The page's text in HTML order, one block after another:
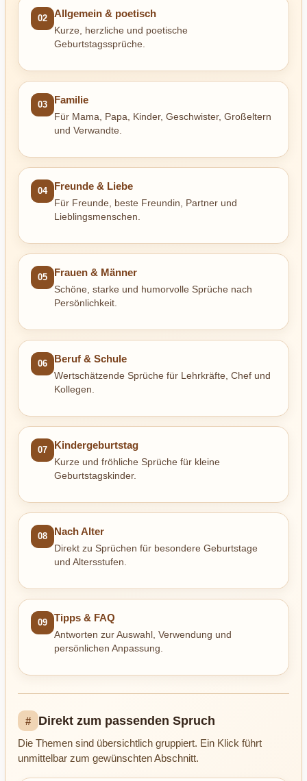
02 Allgemein & poetisch
Kurze, herzliche und poetische
Geburtstagssprüche.
03 Familie
Für Mama, Papa, Kinder, Geschwister, Großeltern
und Verwandte.
04 Freunde & Liebe
Für Freunde, beste Freundin, Partner und
Lieblingsmenschen.
05 Frauen & Männer
Schöne, starke und humorvolle Sprüche nach
Persönlichkeit.
06 Beruf & Schule
Wertschätzende Sprüche für Lehrkräfte, Chef und
Kollegen.
07 Kindergeburtstag
Kurze und fröhliche Sprüche für kleine
Geburtstagskinder.
08 Nach Alter
Direkt zu Sprüchen für besondere Geburtstage
und Altersstufen.
09 Tipps & FAQ
Antworten zur Auswahl, Verwendung und
persönlichen Anpassung.
# Direkt zum passenden Spruch
Die Themen sind übersichtlich gruppiert. Ein Klick führt
unmittelbar zum gewünschten Abschnitt.